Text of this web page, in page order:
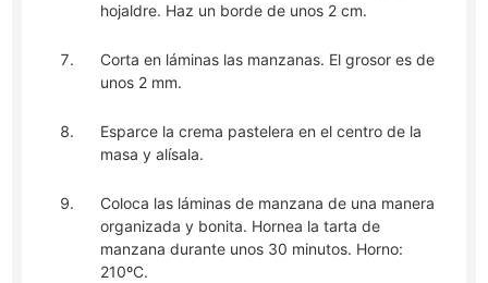
hojaldre. Haz un borde de unos 2 cm.
Corta en láminas las manzanas. El grosor es de
unos 2 mm.
Esparce la crema pastelera en el centro de la
masa y alísala.
Coloca las láminas de manzana de una manera
organizada y bonita. Hornea la tarta de
manzana durante unos 30 minutos. Horno:
210ºC.